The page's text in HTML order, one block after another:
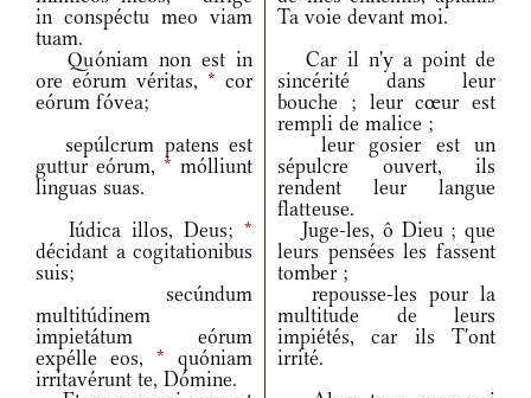
in conspéctu meo viam
tuam.
Ta voie devant moi.
Quóniam non est in
ore eórum véritas, * cor
eórum fóvea;
Car il n'y a point de
sincérité dans leur
bouche ; leur cœur est
rempli de malice ;
sepúlcrum patens est
guttur eórum, * mólliunt
linguas suas.
leur gosier est un
sépulcre ouvert, ils
rendent leur langue
flatteuse.
Iúdica illos, Deus; *
décidant a cogitationibus
suis;
Juge-les, ô Dieu ; que
leurs pensées les fassent
tomber ;
secúndum
multitúdinem
impietátum eórum
expélle eos, * quóniam
irritavérunt te, Dómine.
repousse-les pour la
multitude de leurs
impiétés, car ils T'ont
irrité.